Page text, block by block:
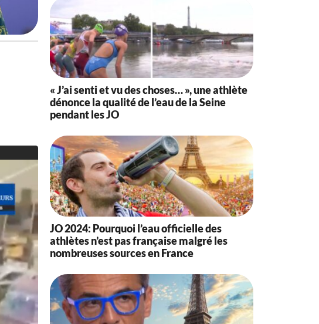
« J’ai senti et vu des choses… », une athlète
dénonce la qualité de l’eau de la Seine
pendant les JO
JO 2024: Pourquoi l’eau officielle des
athlètes n’est pas française malgré les
nombreuses sources en France